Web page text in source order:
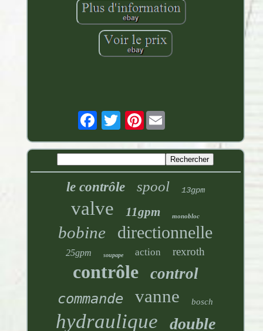
Pinterest
le contrôle spool 13gpm
valve 11gpm monobloc
bobine directionnelle
25gpm soupape action rexroth
contrôle control
commande vanne bosch
hydraulique double